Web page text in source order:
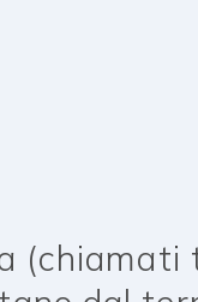
(chiamati